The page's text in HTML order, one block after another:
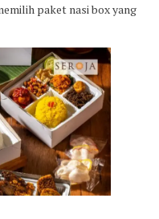
paket nasi box yang